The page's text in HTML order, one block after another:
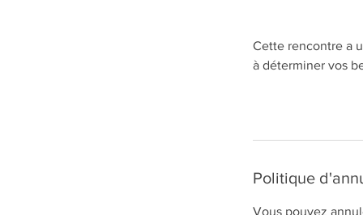
Cette rencontre a
à déterminer vos
Politique
Vous pouvez